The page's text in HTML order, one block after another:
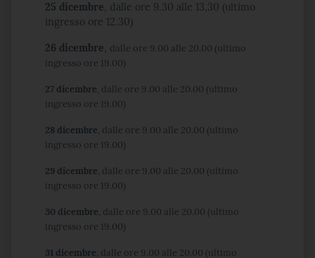
25 dicembre, dalle ore 9.30 alle 13,30 (ultimo
ingresso ore 12.30)
26 dicembre, dalle ore 9.00 alle 20.00 (ultimo
ingresso ore 19.00)
27 dicembre, dalle ore 9.00 alle 20.00 (ultimo
ingresso ore 19.00)
28 dicembre, dalle ore 9.00 alle 20.00 (ultimo
ingresso ore 19.00)
29 dicembre, dalle ore 9.00 alle 20.00 (ultimo
ingresso ore 19.00)
30 dicembre, dalle ore 9.00 alle 20.00 (ultimo
ingresso ore 19.00)
31 dicembre, dalle ore 9.00 alle 20.00 (ultimo